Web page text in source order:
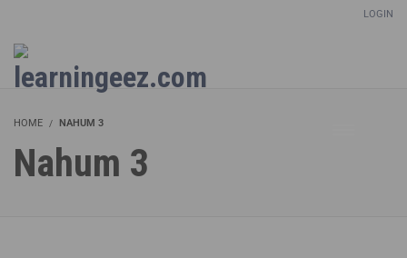
LOGIN
HOME NAHUM 3
Nahum 3